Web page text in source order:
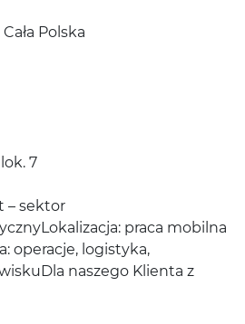
Polska
7
– sektor
praca mobilna
operacje, logistyka,
naszego Klienta z